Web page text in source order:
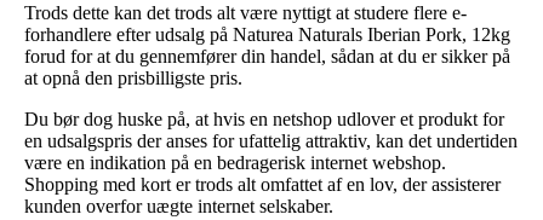
Trods dette kan det trods alt være nyttigt at studere flere e-
forhandlere efter udsalg på Naturea Naturals Iberian Pork, 12kg
forud for at du gennemfører din handel, sådan at du er sikker på
at opnå den prisbilligste pris.
Du bør dog huske på, at hvis en netshop udlover et produkt for
en udsalgspris der anses for ufattelig attraktiv, kan det undertiden
være en indikation på en bedragerisk internet webshop.
Shopping med kort er trods alt omfattet af en lov, der assisterer
kunden overfor uægte internet selskaber.